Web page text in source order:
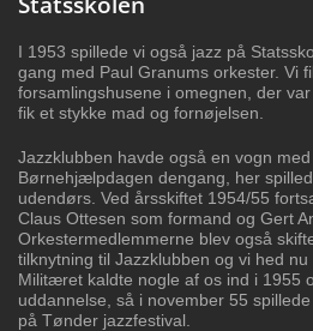
I 1953 spillede vi også jazz på
gang med Paul Granums orkester. Vi
forsamlingshusene i omegnen, der
fik et stykke mad og fornøjelsen.
Jazzklubben havde også en vogn
Børnehjælpdagen dengang, her
udendørs. Ved årsskiftet 1954/55
Claus Ottesen som formand og Gert
Orkestermedlemmerne blev også
tilknytning til Jazzklubben og vi hed nu
Militæret kaldte nogle af os ind i 1955
uddannelse, så i november 55
på Tønder jazzfestival.